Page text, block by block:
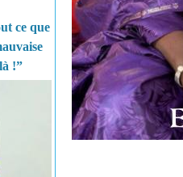
ce que
!”